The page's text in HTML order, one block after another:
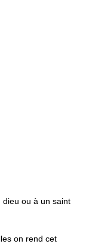
dieu ou à un saint
on rend cet